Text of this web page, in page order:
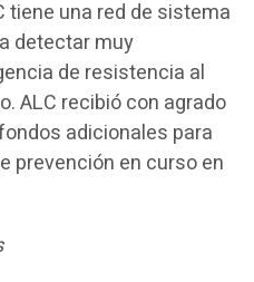
tiene una red de sistema
detectar muy
de resistencia al
ALC recibió con agrado
adicionales para
prevención en curso en